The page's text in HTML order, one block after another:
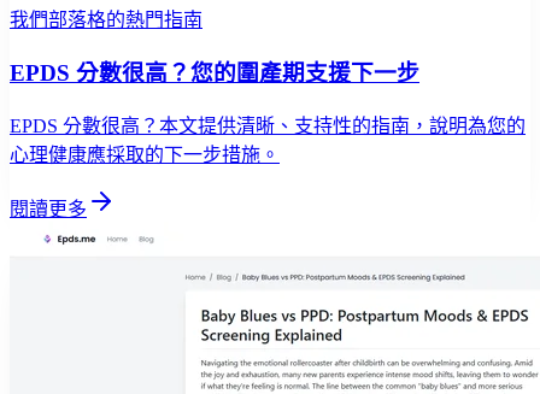
我們部落格的熱門指南
EPDS 分數很高？您的圍產期支援下一步
EPDS 分數很高？本文提供清晰、支持性的指南，說明為您的
心理健康應採取的下一步措施。
閱讀更多